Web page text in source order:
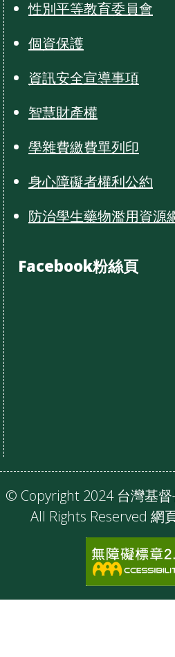
性別平等教育委員會
個資保護
資訊安全宣導事項
智慧財產權
學雜費繳費單列印
身心障礙者權利公約
防治學生藥物濫用資源
Facebook粉絲頁
© Copyright 2024 台灣基
All Rights Reserved 網